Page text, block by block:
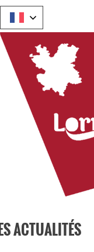
ACTUALITÉS